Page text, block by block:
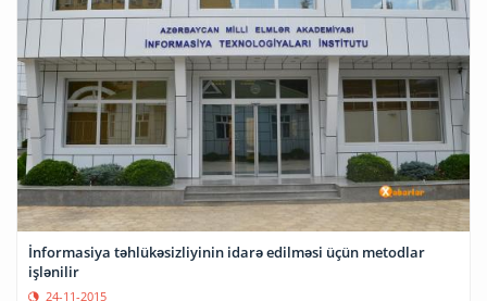
İnformasiya təhlükəsizliyinin idarə edilməsi üçün metodlar
işlənilir
24-11-2015